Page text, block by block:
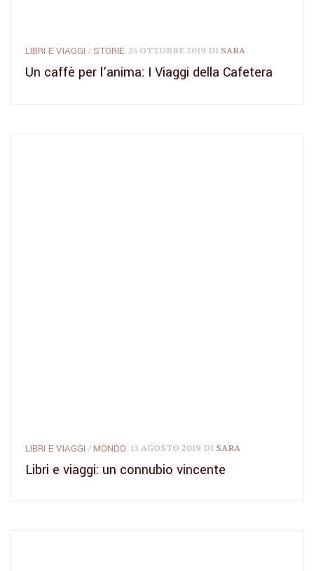
LIBRI E VIAGGI / STORIE 25 OTTOBRE 2019 DI SARA
Un caffè per l’anima: I Viaggi della Cafetera
LIBRI E VIAGGI /MONDO 13 AGOSTO 2019 DI SARA
Libri e viaggi: un connubio vincente